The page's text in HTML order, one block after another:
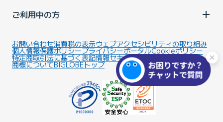
ご利用中の方
お問い合わせ消費税の表示ウェブアクセシビリティの取り組み
個人情報保護ポリシープライバシーポータルCookieポリシー
特定商取引法に基づく表記情報セキュリティ基本方針
商標についてBIGLOBEトップ